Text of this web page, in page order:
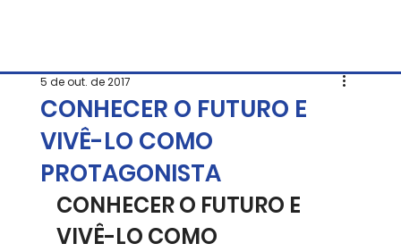
CONHECER O FUTURO E
VIVÊ-LO COMO
PROTAGONISTA
5 de out. de 2017
CONHECER O FUTURO E
VIVÊ-LO COMO